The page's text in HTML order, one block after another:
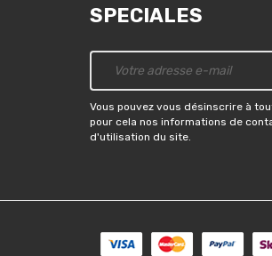
SPECIALES
Vous pouvez vous désinscrire à
pour cela nos informations de
d'utilisation du site.